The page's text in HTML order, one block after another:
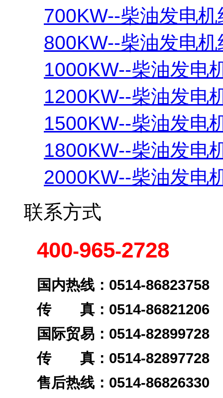
700KW--柴油发电机
800KW--柴油发电机
1000KW--柴油发电
1200KW--柴油发电
1500KW--柴油发电
1800KW--柴油发电
2000KW--柴油发电
联系方式
400-965-2728
国内热线：0514-86823758
传 真：0514-86821206
国际贸易：0514-82899728
传 真：0514-82897728
售后热线：0514-86826330